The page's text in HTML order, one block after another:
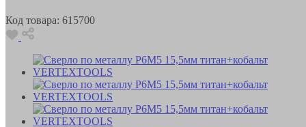
Код товара: 615700